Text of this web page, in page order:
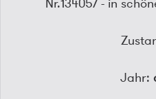
Nr.134057 - in
Jahr: